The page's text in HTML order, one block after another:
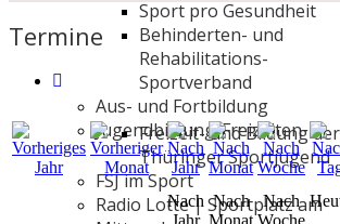
Sport pro Gesundheit
Behinderten- und
Rehabilitations-
Sportverband
Aus- und Fortbildung
Jugendbildung/Freizeiten
Freizeit- und Bildung der
Thüringer Sportjugend
FSJ im Sport
Radio Lotte | Sportplatz am
Termine
Nach
Jahr
Nach
Monat
Nach
Woche